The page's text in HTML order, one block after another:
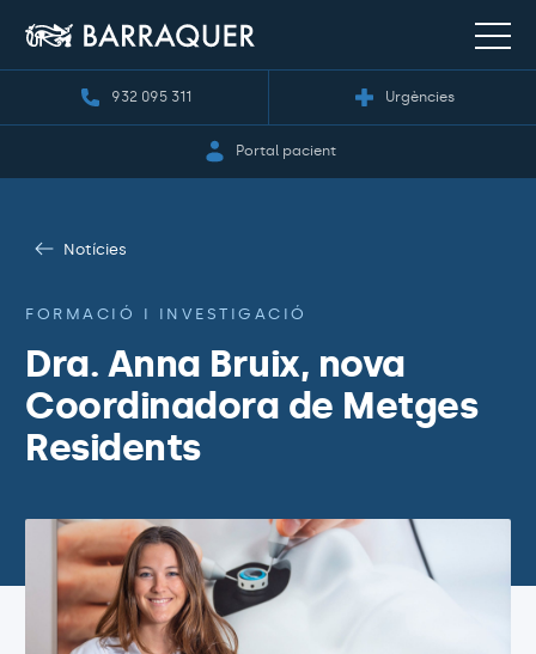
932 095 311 Urgències
Portal pacient
Notícies
FORMACIÓ I INVESTIGACIÓ
Dra. Anna Bruix, nova
Coordinadora de Metges
Residents